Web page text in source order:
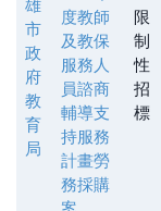
雄
市
政
府
教
育
局
度教師
及教保
服務人
員諮商
輔導支
持服務
計畫勞
務採購
限
制
性
招
標